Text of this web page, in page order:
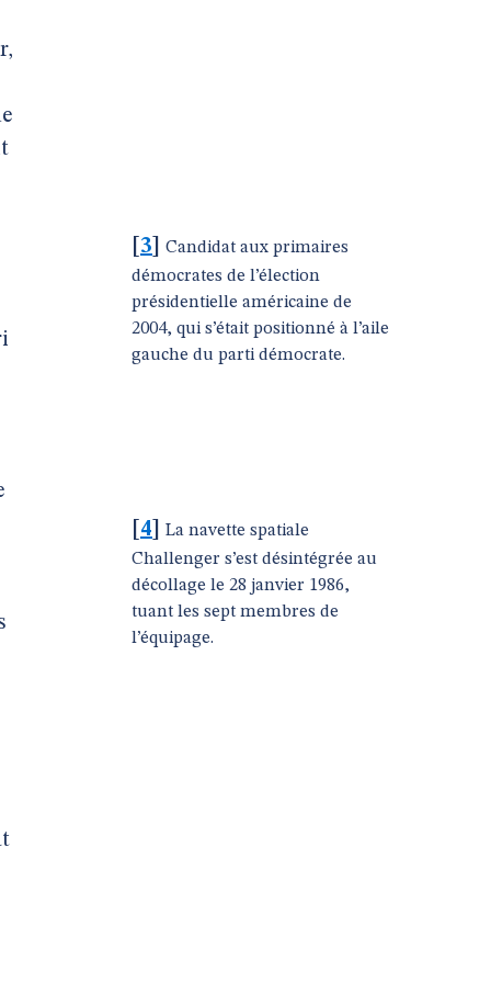
3
Candidat aux primaires
démocrates de l’élection
présidentielle américaine de
2004, qui s’était positionné à l’aile
gauche du parti démocrate.
4
La navette spatiale
Challenger s’est désintégrée au
décollage le 28 janvier 1986,
tuant les sept membres de
l’équipage.